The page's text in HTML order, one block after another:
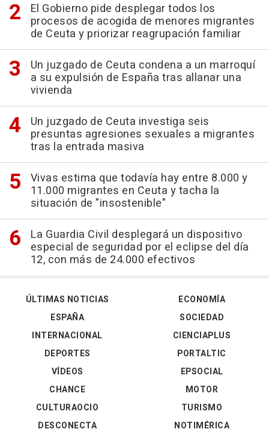
El Gobierno pide desplegar todos los
procesos de acogida de menores migrantes
de Ceuta y priorizar reagrupación familiar
Un juzgado de Ceuta condena a un marroquí
a su expulsión de España tras allanar una
vivienda
Un juzgado de Ceuta investiga seis
presuntas agresiones sexuales a migrantes
tras la entrada masiva
Vivas estima que todavía hay entre 8.000 y
11.000 migrantes en Ceuta y tacha la
situación de "insostenible"
La Guardia Civil desplegará un dispositivo
especial de seguridad por el eclipse del día
12, con más de 24.000 efectivos
ÚLTIMAS NOTICIAS
ESPAÑA
INTERNACIONAL
DEPORTES
VÍDEOS
ECONOMÍA
SOCIEDAD
CIENCIAPLUS
PORTALTIC
EPSOCIAL
CHANCE
CULTURAOCIO
DESCONECTA
MOTOR
TURISMO
NOTIMÉRICA